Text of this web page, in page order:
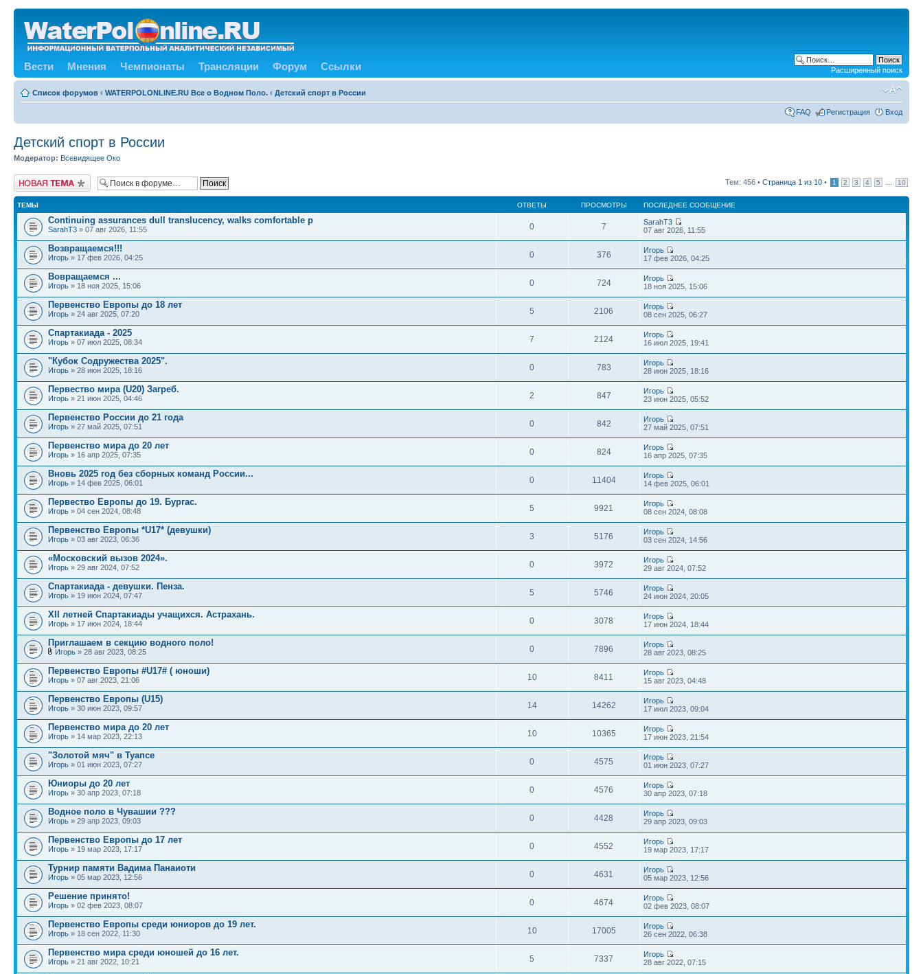
Вести Мнения Чемпионаты Трансляции Форум Ссылки Расширенный поиск
Список форумов ‹ WATERPOLONLINE.RU Все о Водном Поло. ‹ Детский спорт в России
FAQ Регистрация Вход
Детский спорт в России
Модератор: Всевидящее Око
Новая тема Тем: 456 • Страница 1 из 10 • 1 2 3 4 5 10
ТЕМЫ ОТВЕТЫ ПРОСМОТРЫ ПОСЛЕДНЕЕ СООБЩЕНИЕ
Continuing assurances dull translucency, walks comfortable p
SarahT3 » 07 авг 2026, 11:55 0 7
SarahT3
07 авг 2026, 11:55
Возвращаемся!!!
Игорь » 17 фев 2026, 04:25 0 376
Игорь
17 фев 2026, 04:25
Вовращаемся ...
Игорь » 18 ноя 2025, 15:06 0 724
Игорь
18 ноя 2025, 15:06
Первенство Европы до 18 лет
Игорь » 24 авг 2025, 07:20 5 2106
Игорь
08 сен 2025, 06:27
Спартакиада - 2025
Игорь » 07 июл 2025, 08:34 7 2124
Игорь
16 июл 2025, 19:41
"Кубок Содружества 2025".
Игорь » 28 июн 2025, 18:16 0 783
Игорь
28 июн 2025, 18:16
Первество мира (U20) Загреб.
Игорь » 21 июн 2025, 04:46 2 847
Игорь
23 июн 2025, 05:52
Первенство России до 21 года
Игорь » 27 май 2025, 07:51 0 842
Игорь
27 май 2025, 07:51
Первенство мира до 20 лет
Игорь » 16 апр 2025, 07:35 0 824
Игорь
16 апр 2025, 07:35
Вновь 2025 год без сборных команд России...
Игорь » 14 фев 2025, 06:01 0 11404
Игорь
14 фев 2025, 06:01
Первество Европы до 19. Бургас.
Игорь » 04 сен 2024, 08:48 5 9921
Игорь
08 сен 2024, 08:08
Первенство Европы *U17* (девушки)
Игорь » 03 авг 2023, 06:36 3 5176
Игорь
03 сен 2024, 14:56
«Московский вызов 2024».
Игорь » 29 авг 2024, 07:52 0 3972
Игорь
29 авг 2024, 07:52
Спартакиада - девушки. Пенза.
Игорь » 19 июн 2024, 07:47 5 5746
Игорь
24 июн 2024, 20:05
XII летней Спартакиады учащихся. Астрахань.
Игорь » 17 июн 2024, 18:44 0 3078
Игорь
17 июн 2024, 18:44
Приглашаем в секцию водного поло!
Игорь » 28 авг 2023, 08:25 0 7896
Игорь
28 авг 2023, 08:25
Первенство Европы #U17# ( юноши)
Игорь » 07 авг 2023, 21:06 10 8411
Игорь
15 авг 2023, 04:48
Первенство Европы (U15)
Игорь » 30 июн 2023, 09:57 14 14262
Игорь
17 июл 2023, 09:04
Первенство мира до 20 лет
Игорь » 14 мар 2023, 22:13 10 10365
Игорь
17 июн 2023, 21:54
"Золотой мяч" в Туапсе
Игорь » 01 июн 2023, 07:27 0 4575
Игорь
01 июн 2023, 07:27
Юниоры до 20 лет
Игорь » 30 апр 2023, 07:18 0 4576
Игорь
30 апр 2023, 07:18
Водное поло в Чувашии ???
Игорь » 29 апр 2023, 09:03 0 4428
Игорь
29 апр 2023, 09:03
Первенство Европы до 17 лет
Игорь » 19 мар 2023, 17:17 0 4552
Игорь
19 мар 2023, 17:17
Турнир памяти Вадима Панаиоти
Игорь » 05 мар 2023, 12:56 0 4631
Игорь
05 мар 2023, 12:56
Решение принято!
Игорь » 02 фев 2023, 08:07 0 4674
Игорь
02 фев 2023, 08:07
Первенство Европы среди юниоров до 19 лет.
Игорь » 18 сен 2022, 11:30 10 17005
Игорь
26 сен 2022, 06:38
Первенство мира среди юношей до 16 лет.
Игорь » 21 авг 2022, 10:21 5 7337
Игорь
28 авг 2022, 07:15